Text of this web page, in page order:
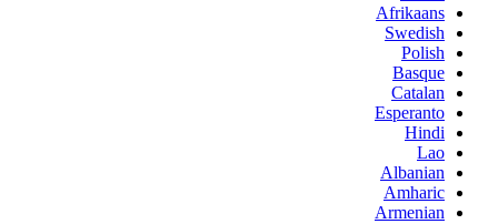
Afrikaans
Swedish
Polish
Basque
Catalan
Esperanto
Hindi
Lao
Albanian
Amharic
Armenian